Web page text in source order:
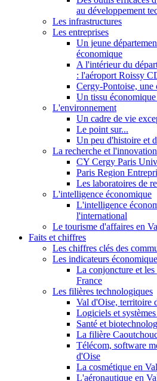
au développement
Les infrastructures
Les entreprises
Un jeune
économique
A l'intérieur du
: l'aéroport Roissy
Cergy-Pontoise, une
Un tissu
L'environnement
Un cadre de vie
Le point sur...
Un peu d'histoire et
La recherche et l'innovation
CY Cergy Paris
Paris Region
Les laboratoires de
L'intelligence économique
L'intelligence
l'international
Le tourisme d'affaires en
Faits et chiffres
Les chiffres clés des
Les indicateurs
La conjoncture et
France
Les filières technologiques
Val d'Oise, territoire
Logiciels et
Santé et
La filière
Télécom, software
d'Oise
La cosmétique en
L'aéronautique en